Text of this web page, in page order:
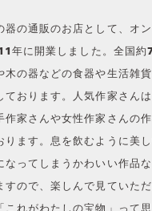
器の通販のお店として、オ
年に開業しました。全国約
木の器などの食器や生活雑
ております。人気作家さん
作家さんや女性作家さんの
ります。息を飲むように美
なってしまうかわいい作品
すので、楽しんで見ていた